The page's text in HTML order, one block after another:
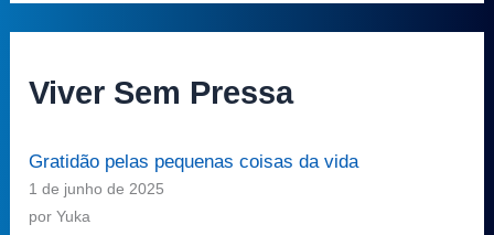
Viver Sem Pressa
Gratidão pelas pequenas coisas da vida
1 de junho de 2025
por Yuka